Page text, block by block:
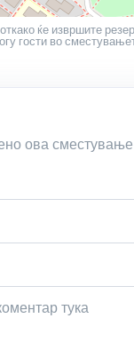
ќе извршите
гости во
ова сместување